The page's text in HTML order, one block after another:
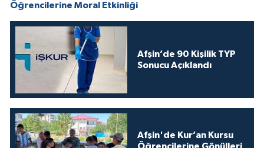
Öğrencilerine Moral Etkinliği
Afşin’de 90 Kişilik TYP
Sonucu Açıklandı
Afşin'de Kur’an Kursu